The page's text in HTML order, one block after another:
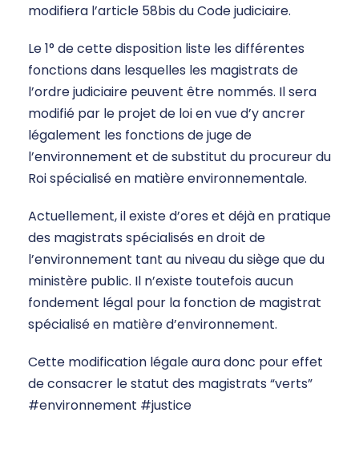
modifiera l’article 58bis du Code judiciaire.
Le 1° de cette disposition liste les différentes
fonctions dans lesquelles les magistrats de
l’ordre judiciaire peuvent être nommés. Il sera
modifié par le projet de loi en vue d’y ancrer
légalement les fonctions de juge de
l’environnement et de substitut du procureur du
Roi spécialisé en matière environnementale.
Actuellement, il existe d’ores et déjà en pratique
des magistrats spécialisés en droit de
l’environnement tant au niveau du siège que du
ministère public. Il n’existe toutefois aucun
fondement légal pour la fonction de magistrat
spécialisé en matière d’environnement.
Cette modification légale aura donc pour effet
de consacrer le statut des magistrats “verts”
#environnement #justice